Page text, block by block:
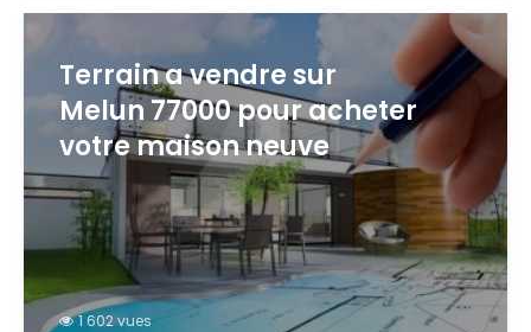
Terrain a vendre sur
Melun 77000 pour acheter
votre maison neuve
1 602 vues